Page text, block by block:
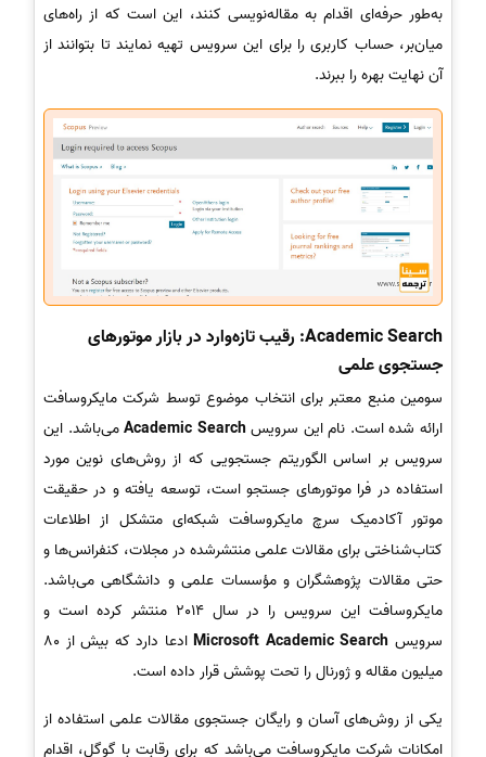
به‌طور حرفه‌ای اقدام به مقاله‌نویسی کنند، این است که از راه‌های
میان‌بر، حساب کاربری را برای این سرویس تهیه نمایند تا بتوانند از
آن نهایت بهره را ببرند.
Academic Search: رقیب تازه‌وارد در بازار موتورهای
جستجوی علمی
سومین منبع معتبر برای انتخاب موضوع توسط شرکت مایکروسافت
ارائه شده است. نام این سرویسAcademic Searchمی‌باشد. این
سرویس بر اساس الگوریتم جستجویی که از روش‌های نوین مورد
استفاده در فرا موتورهای جستجو است، توسعه یافته و در حقیقت
موتور آکادمیک سرچ مایکروسافت شبکه‌ای متشکل از اطلاعات
کتاب‌شناختی برای مقالات علمی منتشرشده در مجلات، کنفرانس‌ها و
حتی مقالات پژوهشگران و مؤسسات علمی و دانشگاهی می‌باشد.
مایکروسافت این سرویس را در سال 2014 منتشر کرده است و
سرویس Microsoft Academic Search
ادعا دارد که بیش از 80
میلیون مقاله و ژورنال را تحت پوشش قرار داده است.
یکی از روش‌های آسان و رایگان جستجوی مقالات علمی استفاده از
امکانات شرکت مایکروسافت می‌باشد که برای رقابت با گوگل، اقدام